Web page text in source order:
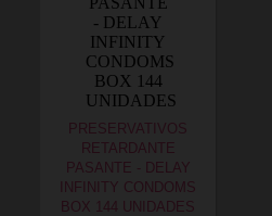
PRESERVATIVOS
RETARDANTE
PASANTE - DELAY
INFINITY CONDOMS
BOX 144 UNIDADES